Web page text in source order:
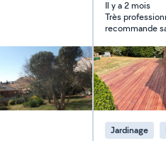
Entretien :
Création :
sérieux, soigné et
me déplacer aux
contacter
ou pour un
Il y a 2 mois
Très
recommande
Jardinage